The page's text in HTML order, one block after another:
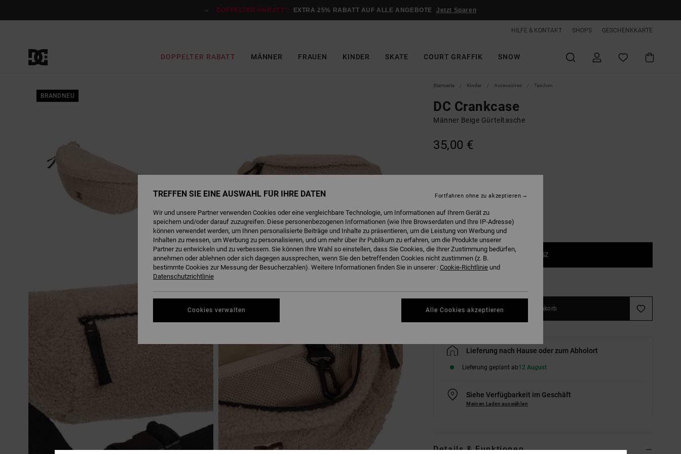
DOPPELTER RABATT*: EXTRA 25% RABATT AUF ALLE ANGEBOTE Jetzt Sparen
HILFE & KONTAKT SHOPS GESCHENKKARTE
DOPPELTER RABATT MÄNNER FRAUEN KINDER SKATE COURT GRAFFIK SNOW
BRANDNEU
Startseite Kinder Accessoires Taschen
DC Crankcase
Männer Beige Gürteltasche
35,00 €
1SZ
In den Warenkorb
Lieferung nach Hause oder zum Abholort
Lieferung geplant ab12 August
Siehe Verfügbarkeit im Geschäft
Meinen Laden auswählen
Details & Funktionen
TREFFEN SIE EINE AUSWAHL FÜR IHRE DATEN
Wir und unsere Partner verwenden Cookies oder eine vergleichbare Technologie, um Informationen auf Ihrem Gerät zu
speichern und/oder darauf zuzugreifen. Diese personenbezogenen Informationen (wie Ihre Browserdaten und Ihre IP-Adresse)
können verwendet werden, um Ihnen personalisierte Beiträge und Inhalte zu präsentieren, um die Leistung von Werbung und
Inhalten zu messen, um Werbung zu personalisieren, und um mehr über ihr Publikum zu erfahren, um die Produkte unserer
Partner zu entwickeln und zu verbessern. Sie können Ihre Wahl so einstellen, dass Sie Cookies, die Ihrer Zustimmung bedürfen,
annehmen oder ablehnen oder sich dagegen aussprechen, wenn Sie den betreffenden Cookies nicht zustimmen (z. B.
bestimmte Cookies zur Messung der Besucherzahlen). Weitere Informationen finden Sie in unserer : Cookie-Richtlinie und
Datenschutzrichtlinie
Cookies verwalten
Fortfahren ohne zu akzeptieren
Alle Cookies akzeptieren